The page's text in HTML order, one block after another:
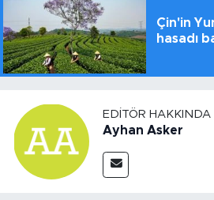
Çin'in
hasadı
EDITÖR HAKKINDA
Ayhan Asker